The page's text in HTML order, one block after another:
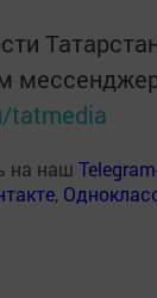
tatmedia
на наш
,